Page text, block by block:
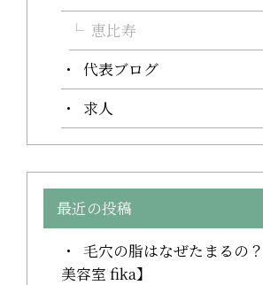
恵比寿
代表ブログ
求人
最近の投稿
毛穴の脂はなぜたまるの
美容室 fika】